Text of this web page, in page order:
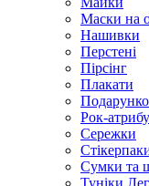
Маски на
Нашивки
Перстені
Пірсінг
Плакати
Рок-
Сережки
Сумки та